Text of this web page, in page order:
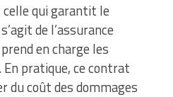
celle qui garantit le
de l’assurance
en charge les
pratique, ce contrat
du coût des dommages